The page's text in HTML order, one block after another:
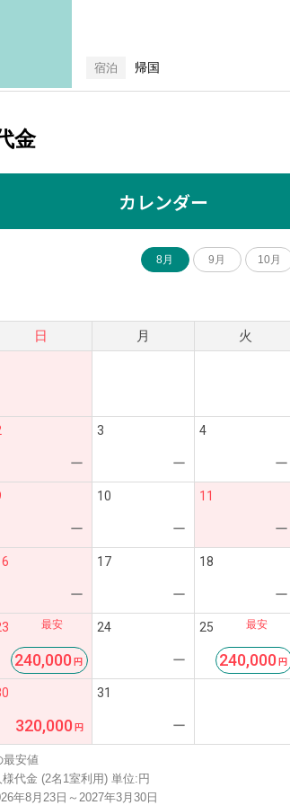
宿泊 帰国
金
カレンダー
8月 9月 10月
日 月 火
ー
3
ー
4
ー
ー
10
ー
11
ー
ー
17
ー
18
ー
最安
240,000
24
ー
25 最安
240,000
320,000
31
ー
安値
代金 (2名1室利用) 単位:円
年8月23日～2027年3月30日